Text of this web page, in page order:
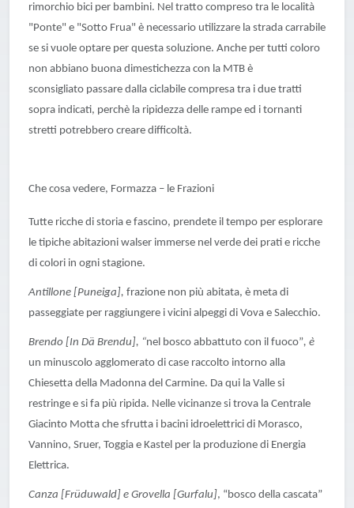
rimorchio bici per bambini. Nel tratto compreso tra le località
"Ponte" e "Sotto Frua" è necessario utilizzare la strada carrabile
se si vuole optare per questa soluzione. Anche per tutti coloro
non abbiano buona dimestichezza con la MTB è
sconsigliato passare dalla ciclabile compresa tra i due tratti
sopra indicati, perchè la ripidezza delle rampe ed i tornanti
stretti potrebbero creare difficoltà.
Che cosa vedere, Formazza – le Frazioni
Tutte ricche di storia e fascino, prendete il tempo per esplorare
le tipiche abitazioni walser immerse nel verde dei prati e ricche
di colori in ogni stagione.
Antillone [Puneiga], frazione non più abitata, è meta di
passeggiate per raggiungere i vicini alpeggi di Vova e Salecchio.
Brendo [In Dä Brendu], “nel bosco abbattuto con il fuoco”, è
un minuscolo agglomerato di case raccolto intorno alla
Chiesetta della Madonna del Carmine. Da qui la Valle si
restringe e si fa più ripida. Nelle vicinanze si trova la Centrale
Giacinto Motta che sfrutta i bacini idroelettrici di Morasco,
Vannino, Sruer, Toggia e Kastel per la produzione di Energia
Elettrica.
Canza [Früduwald] e Grovella [Gurfalu], “bosco della cascata”